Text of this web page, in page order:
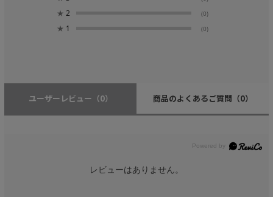
★ 2 (0)
★ 1 (0)
ユーザーレビュー （0） 商品のよくあるご質問 （0）
レビューはありません。